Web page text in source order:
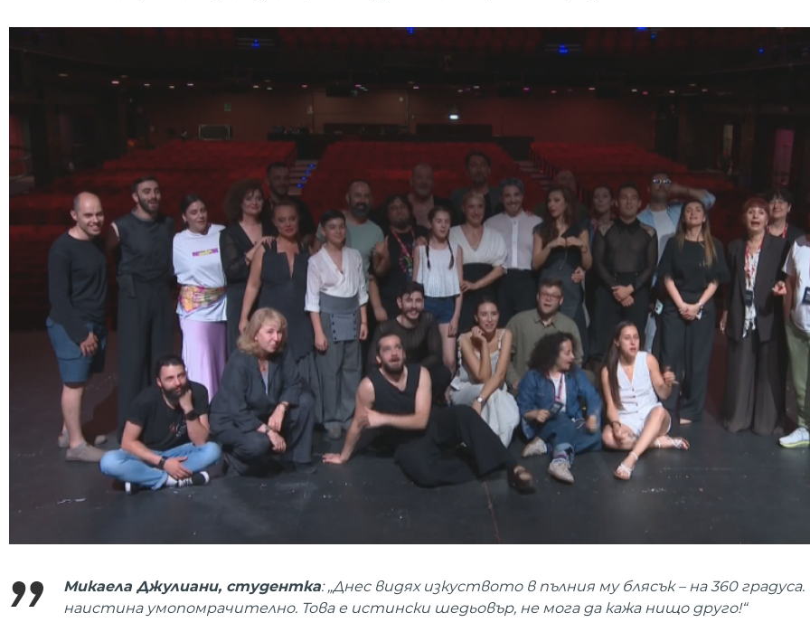
Микаела Джулиани, студентка: „Днес видях изкуството в пълния му блясък – на 360
наистина умопомрачително. Това е истински шедьовър, не мога да кажа нищо друго!“